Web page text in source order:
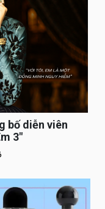
bố diễn viên
3″